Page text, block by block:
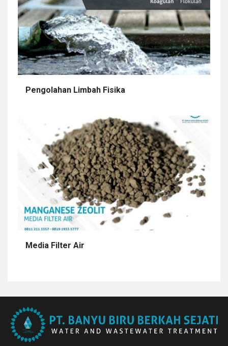
Pengolahan Limbah Fisika
Media Filter Air